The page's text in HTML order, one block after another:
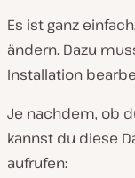
Es ist ganz
ändern. Dazu
Installation
Je nachdem, ob
kannst du diese
aufrufen: